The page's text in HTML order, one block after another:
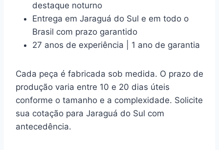
destaque noturno
Entrega em Jaraguá do Sul e em todo o
Brasil com prazo garantido
27 anos de experiência | 1 ano de garantia
Cada peça é fabricada sob medida. O prazo de
produção varia entre 10 e 20 dias úteis
conforme o tamanho e a complexidade. Solicite
sua cotação para Jaraguá do Sul com
antecedência.